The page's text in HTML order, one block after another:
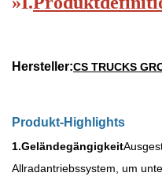
Hersteller:CS TRUCKS
Produkt-Highlights
1.Geländegängigkeit
Allradantriebssystem, um